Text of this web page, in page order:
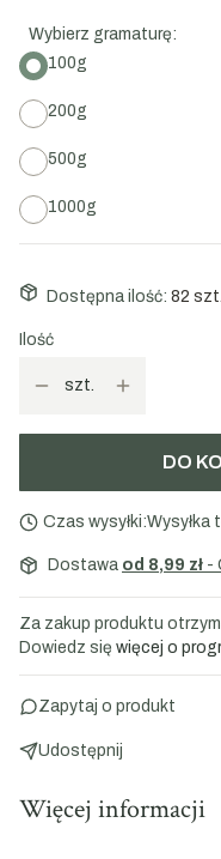
Wybierz gramaturę:
100g
200g
500g
1000g
Dostępna ilość: 82 szt.
Ilość
szt.
DO
Czas wysyłki:Wysyłka
Dostawa od 8,99 zł -
Za zakup produktu
Dowiedz się więcej o
Zapytaj o produkt
Udostępnij
Więcej informacji